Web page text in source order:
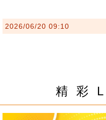
2026/06/20 09:10
精 彩